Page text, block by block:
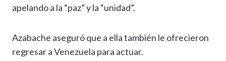
apelando a la “paz” y la “unidad”.
Azabache aseguró que a ella también le ofrecieron
regresar a Venezuela para actuar.